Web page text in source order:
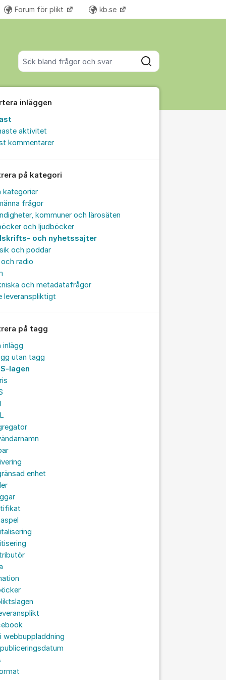
Sök bland alla inlägg
Sök
Forum för plikt kb.se Fler supportlänkar
inläggen
aktivitet
kommentarer
på kategori
kategorier
frågor
kommuner och lärosäten
och ljudböcker
och nyhetssajter
och poddar
radio
och metadatafrågor
leveranspliktigt
på tagg
inlägg
utan tagg
lagen
enhet
webbuppladdning